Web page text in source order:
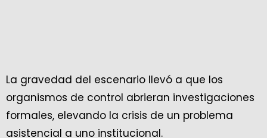
La gravedad del escenario llevó a que los
organismos de control abrieran investigaciones
formales, elevando la crisis de un problema
asistencial a uno institucional.